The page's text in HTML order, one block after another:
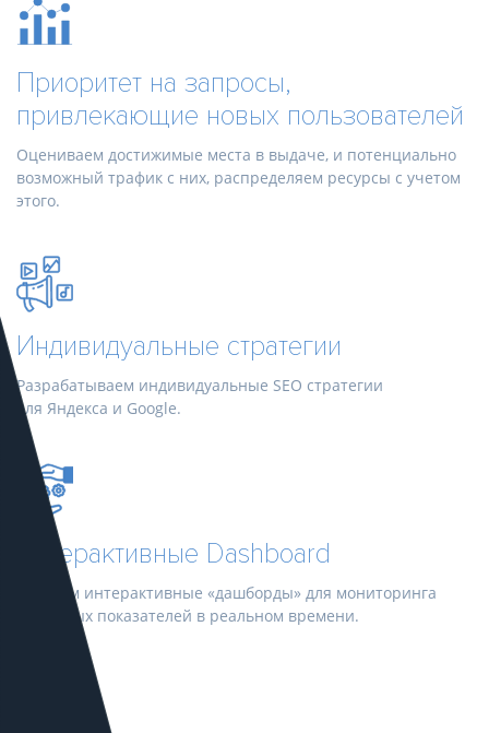
Приоритет на запросы,
привлекающие новых пользователей
Оцениваем достижимые места в выдаче, и потенциально
возможный трафик с них, распределяем ресурсы с учетом
этого.
Индивидуальные стратегии
Разрабатываем индивидуальные SEO стратегии
для Яндекса и Google.
Интерактивные Dashboard
Создаем интерактивные «дашборды» для мониторинга
ключевых показателей в реальном времени.